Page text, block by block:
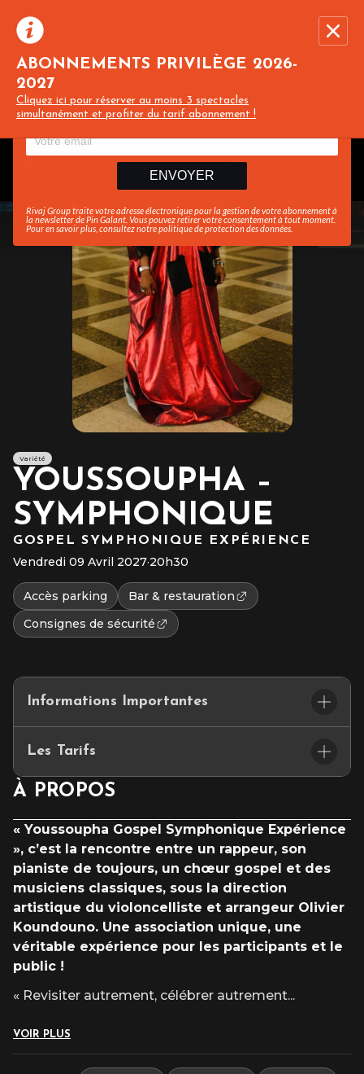
ABONNEMENTS PRIVILÈGE 2026-
2027
Cliquez ici pour réserver au moins 3 spectacles
simultanément et profiter du tarif abonnement !
Recevez toute l’actualité en vous abonnant à
notre newsletter :
ENVOYER
Rivaj Group traite votre adresse électronique pour la gestion de votre abonnement à
la newsletter dePin Galant . Vous pouvez retirer votre consentement à tout moment.
Pour en savoir plus, consultez notrepolitique de protection des données
Variété
YOUSSOUPHA –
SYMPHONIQUE
GOSPEL SYMPHONIQUE EXPÉRIENCE
Vendredi 09 Avril 2027·20h30
Accès parking
Bar & restauration
Consignes de sécurité
Informations Importantes
Les Tarifs
Privilège : 46€
Cat. Or : 60€
Cat. 1 : 52€ / 49€
Cat. 2 : 49€ / 46€
INFOS TARIFS
À PROPOS
« Youssoupha Gospel Symphonique Expérience
», c’est la rencontre entre un rappeur, son
pianiste de toujours, un chœur gospel et des
musiciens classiques, sous la direction
artistique du violoncelliste et arrangeur Olivier
Koundouno. Une association unique, une
véritable expérience pour les participants et le
public !
« Revisiter autrement, célébrer autrement...
VOIR PLUS